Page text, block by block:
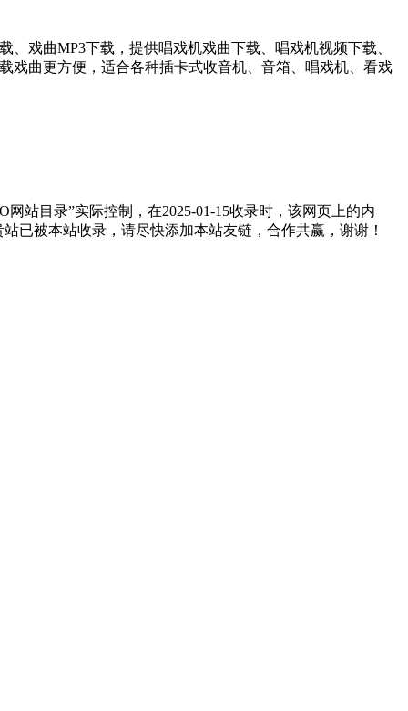
戏曲MP3下载，提供唱戏机戏曲下载、唱戏机视频下载、
戏曲更方便，适合各种插卡式收音机、音箱、唱戏机、看戏
站目录”实际控制，在2025-01-15收录时，该网页上的内
已被本站收录，请尽快添加本站友链，合作共赢，谢谢！